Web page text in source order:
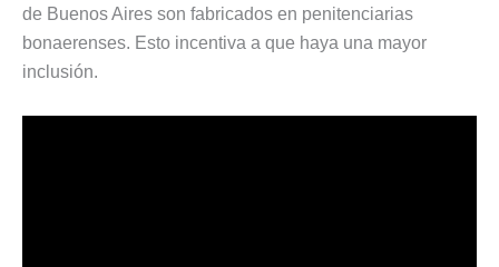
de Buenos Aires son fabricados en penitenciarias
bonaerenses. Esto incentiva a que haya una mayor
inclusión.